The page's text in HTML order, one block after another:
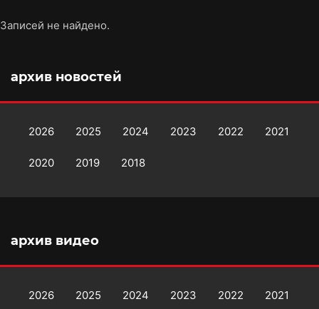
Записей не найдено.
архив новостей
2026 2025 2024 2023 2022 2021
2020 2019 2018
архив видео
2026 2025 2024 2023 2022 2021